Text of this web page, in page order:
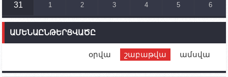
ունեն. կիպրոսցի խորհրդարանականը՝ Ալեն
Ֆրանսիայի ԱԳ նախարարը կայցելի Հայաստան
31 1 2 3 4 5 6
ԱՄԵՆԱԸՆԹԵՐՑՎԱԾԸ
օրվա շաբաթվա ամսվա